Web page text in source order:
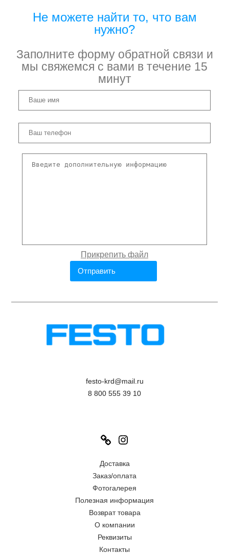
Не можете найти то, что вам
нужно?
Заполните форму обратной связи и
мы свяжемся с вами в течение 15
минут
festo-krd@mail.ru
8 800 555 39 10
Link
Доставка
Заказ/оплата
Фотогалерея
Полезная информация
Возврат товара
О компании
Реквизиты
Контакты